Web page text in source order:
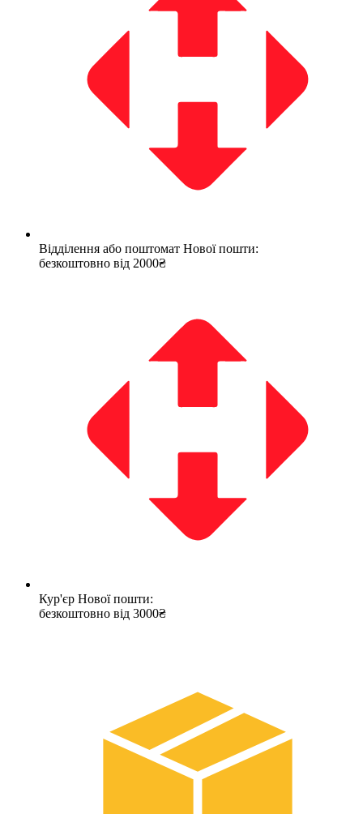
Відділення або поштомат Нової пошти:
безкоштовно від 2000₴
Кур'єр Нової пошти:
безкоштовно від 3000₴